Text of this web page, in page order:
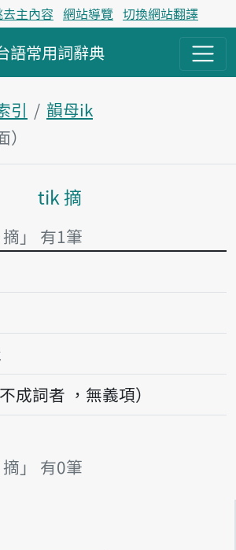
主內容 網站導覽 切換網站翻譯
語常用詞辭典
引
韻母ik
主內容區塊
tik 摘
」 有1筆
成詞者 ，無義項）
」 有0筆